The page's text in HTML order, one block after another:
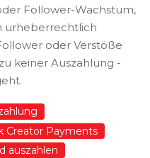
Follower-Wachstum,
urheberrechtlich
oder Verstöße
keiner Auszahlung -
Creator Payments
auszahlen